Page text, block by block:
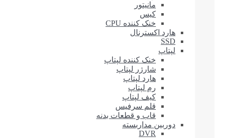
مانیتور
کیس
خنک کننده CPU
هارد اکسترنال
SSD
لپتاپ
خنک کننده لپتاپ
شارژر لپتاپ
هارد لپتاپ
رم لپتاپ
کیف لپتاپ
قلم سرفیس
قاب و قطعات بدنه
دوربین مداربسته
DVR